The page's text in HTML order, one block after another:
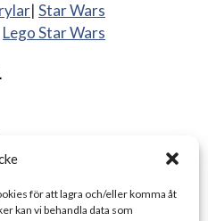
för att lagra och/eller komma åt
kan vi behandla data som
| Star Wars
Lego Star Wars